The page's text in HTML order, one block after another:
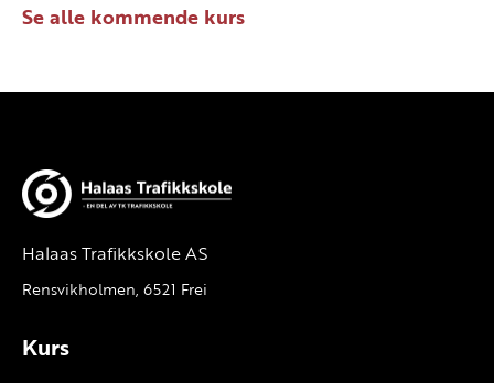
Se alle kommende kurs
Halaas Trafikkskole AS
Rensvikholmen, 6521 Frei
Kurs